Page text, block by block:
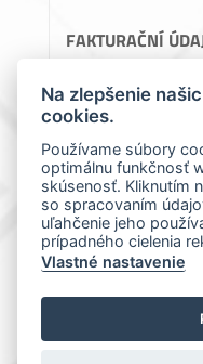
FAKTURAČNÍ
Perlon, spol. s.r.o.
Teslova 1129/2B,
IČ: 64086119
DIČ: CZ64086119
Na zlepšenie
cookies.
Používame súbory
optimálnu funkčnosť
skúsenosť. Kliknutím
so spracovaním
uľahčenie jeho
prípadného cielenia
Vlastné nastavenie